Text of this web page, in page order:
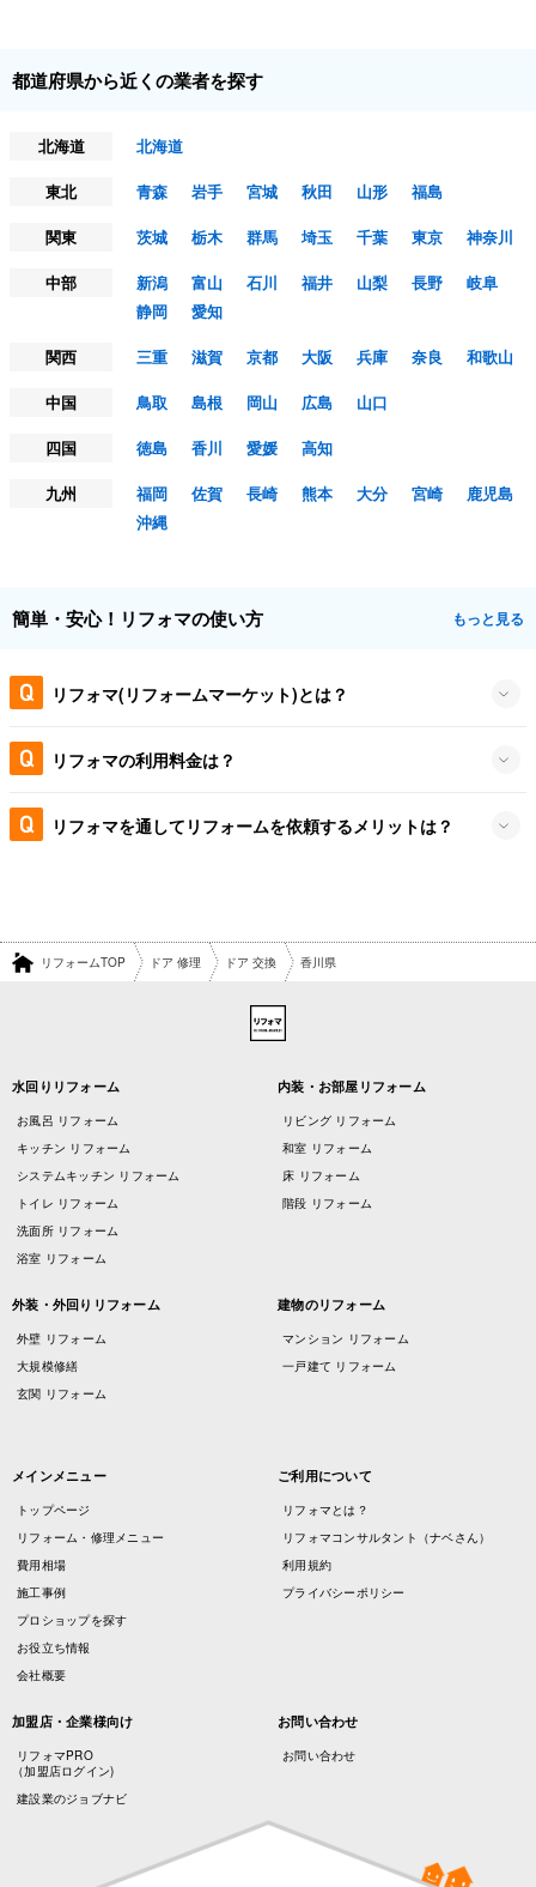
都道府県から近くの業者を探す
北海道
北海道
東北
青森 岩手 宮城 秋田 山形
福島
関東
茨城 栃木 群馬 埼玉 千葉 東京
神奈川
中部
新潟 富山 石川 福井 山梨 長野
岐阜
静岡
愛知
関西
三重 滋賀 京都 大阪 兵庫 奈良
和歌山
中国
鳥取 島根 岡山 広島
山口
四国
徳島 香川 愛媛
高知
九州
福岡 佐賀 長崎 熊本 大分 宮崎
鹿児島
沖縄
簡単・安心！リフォマの使い方 もっと見る
リフォマ(リフォームマーケット)とは？
リフォマの利用料金は？
リフォマを通してリフォームを依頼するメリットは？
リフォームTOP ドア 修理 ドア 交換 香川県
水回りリフォーム
お風呂 リフォーム
キッチン リフォーム
システムキッチン リフォーム
トイレ リフォーム
洗面所 リフォーム
浴室 リフォーム
内装・お部屋リフォーム
リビング リフォーム
和室 リフォーム
床 リフォーム
階段 リフォーム
外装・外回りリフォーム
外壁 リフォーム
大規模修繕
玄関 リフォーム
建物のリフォーム
マンション リフォーム
一戸建て リフォーム
メインメニュー
トップページ
リフォーム・修理メニュー
費用相場
施工事例
プロショップを探す
お役立ち情報
会社概要
ご利用について
リフォマとは？
リフォマコンサルタント（ナベさん）
利用規約
プライバシーポリシー
加盟店・企業様向け
リフォマPRO
（加盟店ログイン)
建設業のジョブナビ
お問い合わせ
お問い合わせ